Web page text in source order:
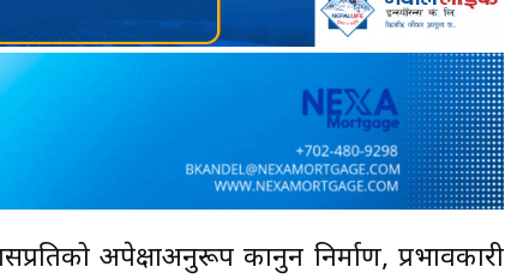
अपेक्षाअनुरूप कानुन निर्माण, प्रभावकारी